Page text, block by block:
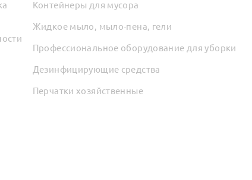
Контейнеры для мусора
Жидкое мыло, мыло-пена, гели
Профессиональное оборудование для уборки
Дезинфицирующие средства
Перчатки хозяйственные